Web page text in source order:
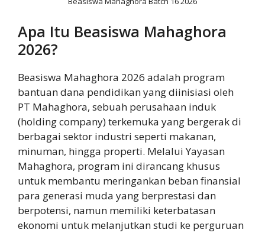
Apa Itu Beasiswa Mahaghora
2026?
Beasiswa Mahaghora 2026 adalah program
bantuan dana pendidikan yang diinisiasi oleh
PT Mahaghora, sebuah perusahaan induk
(holding company) terkemuka yang bergerak di
berbagai sektor industri seperti makanan,
minuman, hingga properti. Melalui Yayasan
Mahaghora, program ini dirancang khusus
untuk membantu meringankan beban finansial
para generasi muda yang berprestasi dan
berpotensi, namun memiliki keterbatasan
ekonomi untuk melanjutkan studi ke perguruan